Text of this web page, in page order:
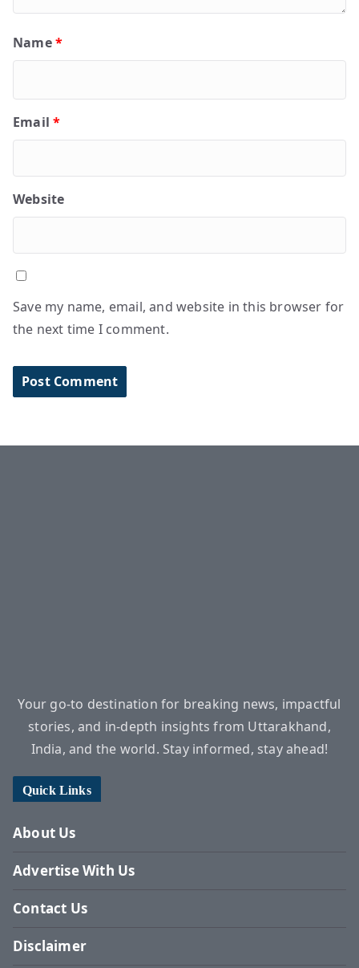
Name*
Email*
Website
Save my name, email, and website in this browser for
the next time I comment.
Your go-to destination for breaking news, impactful
stories, and in-depth insights from Uttarakhand,
India, and the world. Stay informed, stay ahead!
Quick Links
About Us
Advertise With Us
Contact Us
Disclaimer